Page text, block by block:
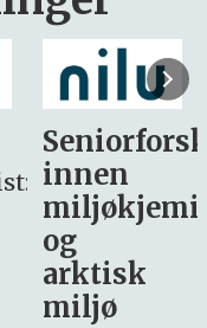
søker
– fast
Søknadsfrist:
16. august.